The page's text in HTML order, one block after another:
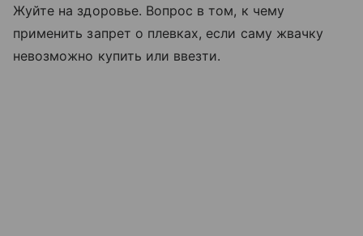
Жуйте на здоровье. Вопрос в том, к чему
применить запрет о плевках, если саму жвачку
невозможно купить или ввезти.